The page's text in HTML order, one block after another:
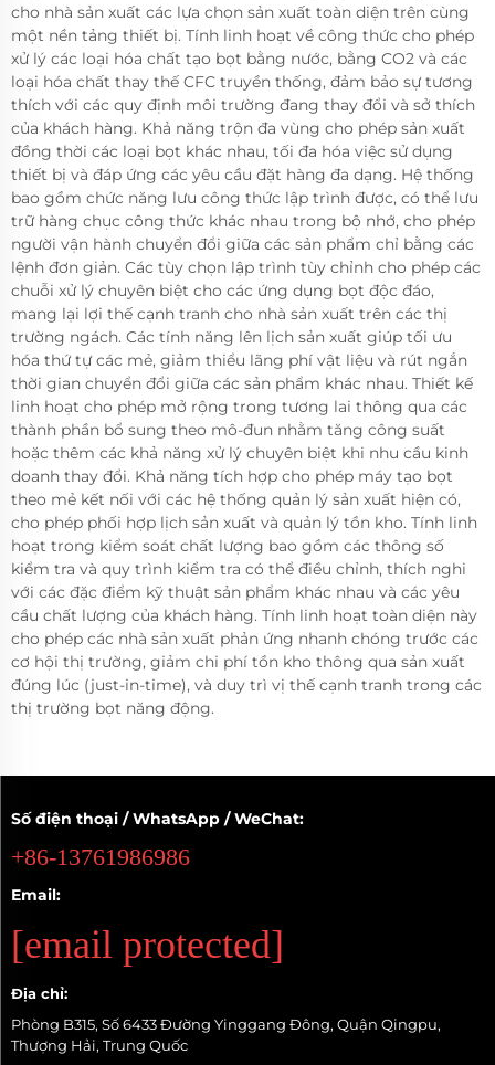
cho nhà sản xuất các lựa chọn sản xuất toàn diện trên cùng
một nền tảng thiết bị. Tính linh hoạt về công thức cho phép
xử lý các loại hóa chất tạo bọt bằng nước, bằng CO2 và các
loại hóa chất thay thế CFC truyền thống, đảm bảo sự tương
thích với các quy định môi trường đang thay đổi và sở thích
của khách hàng. Khả năng trộn đa vùng cho phép sản xuất
đồng thời các loại bọt khác nhau, tối đa hóa việc sử dụng
thiết bị và đáp ứng các yêu cầu đặt hàng đa dạng. Hệ thống
bao gồm chức năng lưu công thức lập trình được, có thể lưu
trữ hàng chục công thức khác nhau trong bộ nhớ, cho phép
người vận hành chuyển đổi giữa các sản phẩm chỉ bằng các
lệnh đơn giản. Các tùy chọn lập trình tùy chỉnh cho phép các
chuỗi xử lý chuyên biệt cho các ứng dụng bọt độc đáo,
mang lại lợi thế cạnh tranh cho nhà sản xuất trên các thị
trường ngách. Các tính năng lên lịch sản xuất giúp tối ưu
hóa thứ tự các mẻ, giảm thiểu lãng phí vật liệu và rút ngắn
thời gian chuyển đổi giữa các sản phẩm khác nhau. Thiết kế
linh hoạt cho phép mở rộng trong tương lai thông qua các
thành phần bổ sung theo mô-đun nhằm tăng công suất
hoặc thêm các khả năng xử lý chuyên biệt khi nhu cầu kinh
doanh thay đổi. Khả năng tích hợp cho phép máy tạo bọt
theo mẻ kết nối với các hệ thống quản lý sản xuất hiện có,
cho phép phối hợp lịch sản xuất và quản lý tồn kho. Tính linh
hoạt trong kiểm soát chất lượng bao gồm các thông số
kiểm tra và quy trình kiểm tra có thể điều chỉnh, thích nghi
với các đặc điểm kỹ thuật sản phẩm khác nhau và các yêu
cầu chất lượng của khách hàng. Tính linh hoạt toàn diện này
cho phép các nhà sản xuất phản ứng nhanh chóng trước các
cơ hội thị trường, giảm chi phí tồn kho thông qua sản xuất
đúng lúc (just-in-time), và duy trì vị thế cạnh tranh trong các
thị trường bọt năng động.
Số điện thoại / WhatsApp / WeChat:
+86-13761986986
Email:
[email protected]
Địa chỉ:
Phòng B315, Số 6433 Đường Yinggang Đông, Quận Qingpu,
Thượng Hải, Trung Quốc